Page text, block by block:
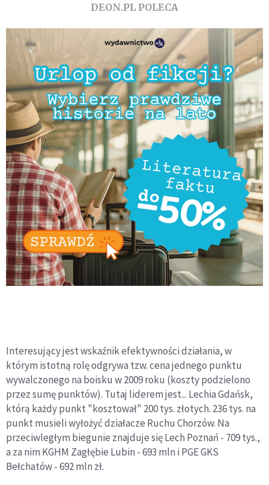
DEON.PL POLECA
Interesujący jest wskaźnik efektywności działania, w
którym istotną rolę odgrywa tzw. cena jednego punktu
wywalczonego na boisku w 2009 roku (koszty podzielono
przez sumę punktów). Tutaj liderem jest... Lechia Gdańsk,
którą każdy punkt "kosztował" 200 tys. złotych. 236 tys. na
punkt musieli wyłożyć działacze Ruchu Chorzów. Na
przeciwległym biegunie znajduje się Lech Poznań - 709 tys.,
a za nim KGHM Zagłębie Lubin - 693 mln i PGE GKS
Bełchatów - 692 mln zł.